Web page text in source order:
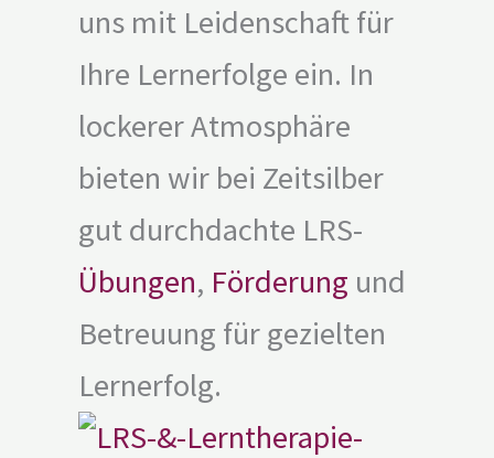
uns mit Leidenschaft für
Ihre Lernerfolge ein. In
lockerer Atmosphäre
bieten wir bei Zeitsilber
gut durchdachte LRS-
Übungen, Förderung und
Betreuung für gezielten
Lernerfolg.